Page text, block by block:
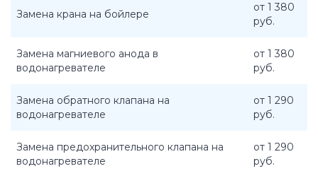
Замена крана на бойлере
от 1 380
руб.
Замена магниевого анода в
водонагревателе
от 1 380
руб.
Замена обратного клапана на
водонагревателе
от 1 290
руб.
Замена предохранительного клапана на
водонагревателе
от 1 290
руб.